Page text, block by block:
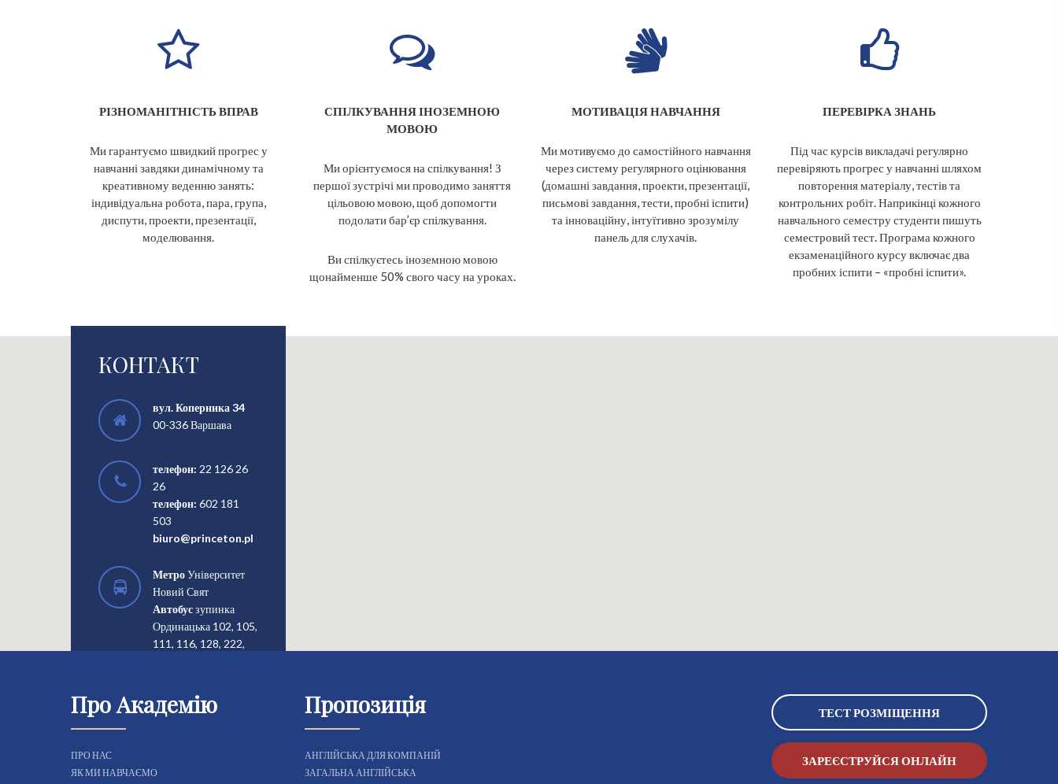
РІЗНОМАНІТНІСТЬ ВПРАВ
Ми гарантуємо швидкий прогрес у
навчанні завдяки динамічному та
креативному веденню занять:
індивідуальна робота, пара, група,
диспути, проекти, презентації,
моделювання.
СПІЛКУВАННЯ ІНОЗЕМНОЮ
МОВОЮ
Ми орієнтуємося на спілкування! З
першої зустрічі ми проводимо заняття
цільовою мовою, щоб допомогти
подолати бар’єр спілкування.
Ви спілкуєтесь іноземною мовою
щонайменше 50% свого часу на уроках.
МОТИВАЦІЯ НАВЧАННЯ
Ми мотивуємо до самостійного навчання
через систему регулярного оцінювання
(домашні завдання, проекти, презентації,
письмові завдання, тести, пробні іспити)
та інноваційну, інтуїтивно зрозумілу
панель для слухачів.
ПЕРЕВІРКА ЗНАНЬ
Під час курсів викладачі регулярно
перевіряють прогрес у навчанні шляхом
повторення матеріалу, тестів та
контрольних робіт. Наприкінці кожного
навчального семестру студенти пишуть
семестровий тест. Програма кожного
екзаменаційного курсу включає два
пробних іспити – «пробні іспити».
КОНТАКТ
вул. Коперника 34
00-336 Варшава
телефон: 22 126 26
26
телефон: 602 181
503
biuro@princeton.pl
МетроУніверситет
Новий Свят
Автобусзупинка
Ординацька 102, 105,
111, 116, 128, 222,
Про Академію
ПРО НАС
ЯК МИ НАВЧАЄМО
Пропозиція
АНГЛІЙСЬКА ДЛЯ КОМПАНІЙ
ЗАГАЛЬНА АНГЛІЙСЬКА
ТЕСТ РОЗМІЩЕННЯ
ЗАРЕЄСТРУЙСЯ ОНЛАЙН